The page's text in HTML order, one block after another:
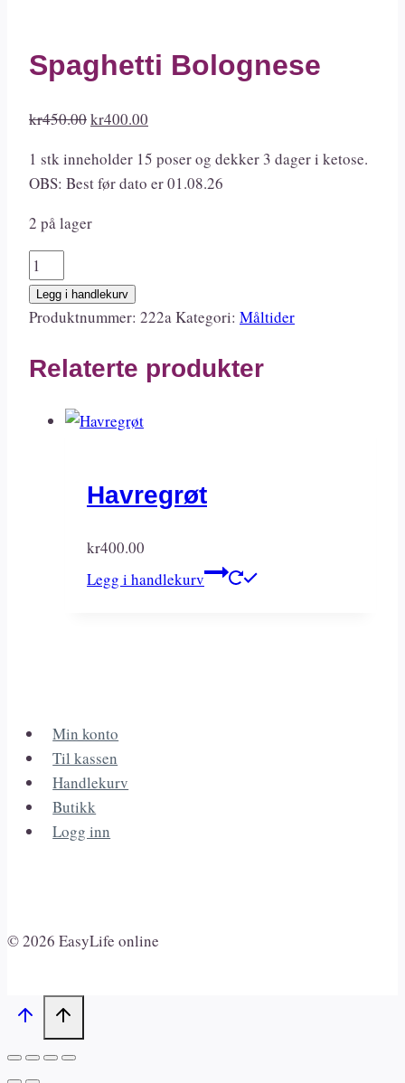
Spaghetti Bolognese
kr450.00Opprinnelig
var:
kr450.00.
kr400.00
er:
kr400.00.
1 stk inneholder 15 poser og dekker 3 dager i ketose.
OBS: Best før dato er 01.08.26
2 på lager
Spaghetti
Bolognese
antall
Legg i handlekurv
Produktnummer: 222aKategori: Måltider
Relaterte produkter
Havregrøt
kr400.00
Legg i handlekurv
Min konto
Til kassen
Handlekurv
Butikk
Logg inn
© 2026 EasyLife online